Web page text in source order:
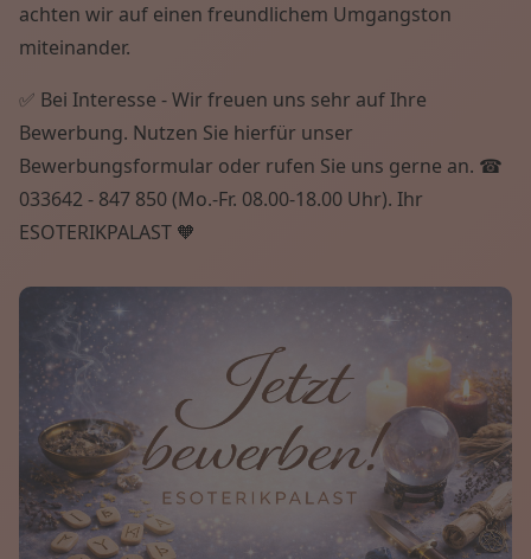
achten wir auf einen freundlichem Umgangston
miteinander.
✅ Bei Interesse - Wir freuen uns sehr auf Ihre
Bewerbung. Nutzen Sie hierfür unser
Bewerbungsformular oder rufen Sie uns gerne an. ☎
033642 - 847 850 (Mo.-Fr. 08.00-18.00 Uhr). Ihr
ESOTERIKPALAST 🧡